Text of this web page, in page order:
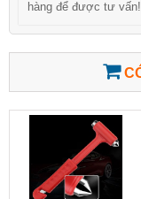
hàng để được tư vấn!